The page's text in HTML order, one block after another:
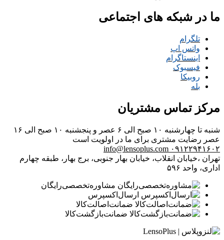
ما در شبکه های اجتماعی
تلگرام
واتس اپ
اینستاگرام
فیسبوک
روبیکا
بله
مرکز تماس مشتریان
شنبه تا چهارشنبه ۱۰ صبح الی ۶ عصر و پنجشنبه ۱۰ صبح الی ۱۶
عصر رضایت مشتری برای ما در اولویت است
۰۹۱۲۲۹۴۱۶۰۲ info@lensoplus.com
تهران ،خیابان انقلاب، خیابان بهار جنوبی، برج بهار، طبقه چهارم
اداری، واحد ۵۹۶
مشاوره‌تخصصی‌رایگان
ارسال‌اکسپرس
ضمانت‌اصالت‌کالا
ضمانت‌بازگشت‌کالا